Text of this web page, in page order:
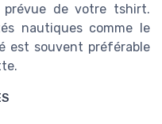
prévue de votre tshirt.
nautiques comme le
est souvent préférable